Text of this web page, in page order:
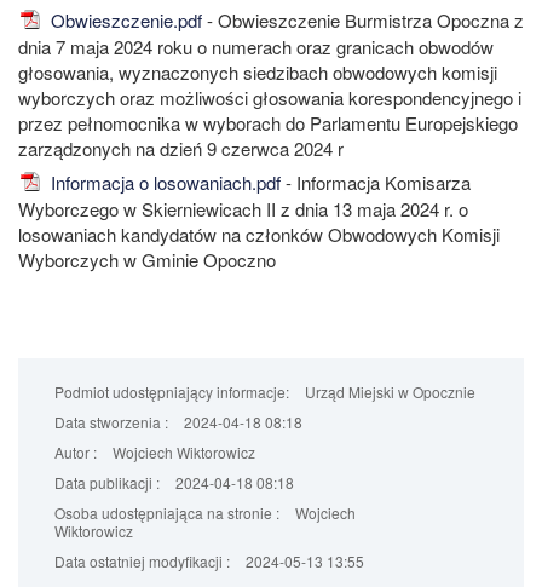
Obwieszczenie.pdf- Obwieszczenie Burmistrza Opoczna z
dnia 7 maja 2024 roku o numerach oraz granicach obwodów
głosowania, wyznaczonych siedzibach obwodowych komisji
wyborczych oraz możliwości głosowania korespondencyjnego i
przez pełnomocnika w wyborach do Parlamentu Europejskiego
zarządzonych na dzień 9 czerwca 2024 r
Informacja o losowaniach.pdf- Informacja Komisarza
Wyborczego w Skierniewicach II z dnia 13 maja 2024 r. o
losowaniach kandydatów na członków Obwodowych Komisji
Wyborczych w Gminie Opoczno
Podmiot udostępniający informacje:
Urząd Miejski w Opocznie
Data stworzenia :
2024-04-18 08:18
Autor :
Wojciech Wiktorowicz
Data publikacji :
2024-04-18 08:18
Osoba udostępniająca na stronie :
Wojciech
Wiktorowicz
Data ostatniej modyfikacji :
2024-05-13 13:55